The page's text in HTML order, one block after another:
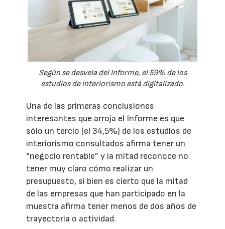
Según se desvela del Informe, el 59% de los
estudios de interiorismo está digitalizado.
Una de las primeras conclusiones
interesantes que arroja el Informe es que
sólo un tercio (el 34,5%) de los estudios de
interiorismo consultados afirma tener un
“negocio rentable” y la mitad reconoce no
tener muy claro cómo realizar un
presupuesto, si bien es cierto que la mitad
de las empresas que han participado en la
muestra afirma tener menos de dos años de
trayectoria o actividad.